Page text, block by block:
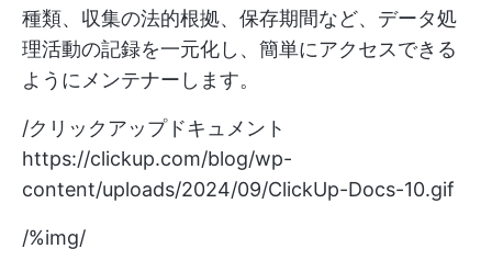
種類、収集の法的根拠、保存期間など、データ処
理活動の記録を一元化し、簡単にアクセスできる
ようにメンテナーします。
/クリックアップドキュメント
https://clickup.com/blog/wp-
content/uploads/2024/09/ClickUp-Docs-10.gif
/%img/